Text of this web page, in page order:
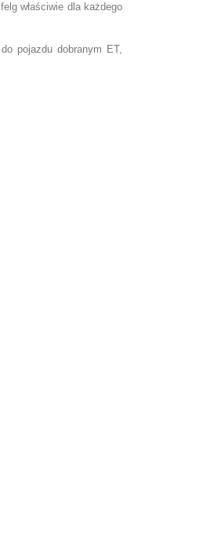
właściwie dla każdego
pojazdu dobranym ET,